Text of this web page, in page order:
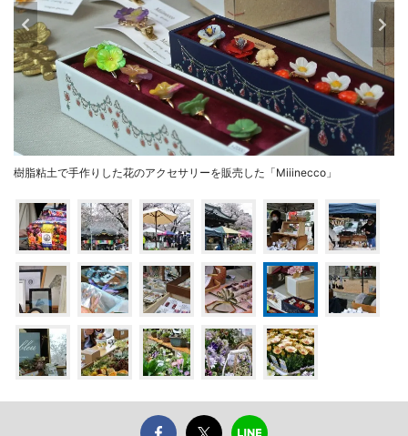
樹脂粘土で手作りした花のアクセサリーを販売した「Miiinecco」